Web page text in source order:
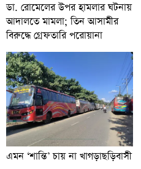
ডা. রোমেলের উপর হামলার ঘটনায়
আদালতে মামলা; তিন আসামীর
বিরুদ্ধে গ্রেফতারি পরোয়ানা
এমন ‘শান্তি’ চায় না খাগড়াছড়িবাসী